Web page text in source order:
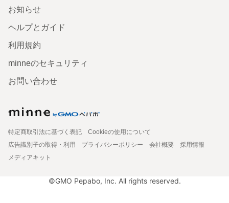
お知らせ
ヘルプとガイド
利用規約
minneのセキュリティ
お問い合わせ
特定商取引法に基づく表記
Cookieの使用について
広告識別子の取得・利用
プライバシーポリシー 会社概要
採用情報
メディアキット
©GMO Pepabo, Inc. All rights reserved.